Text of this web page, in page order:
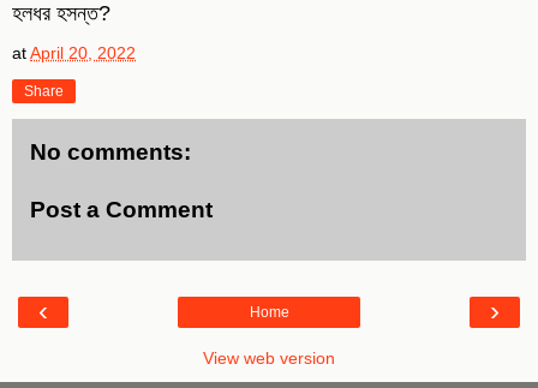
হলধর হসন্ত?
atApril 20, 2022
Share
No comments:
Post a Comment
‹ ›
Home
View web version